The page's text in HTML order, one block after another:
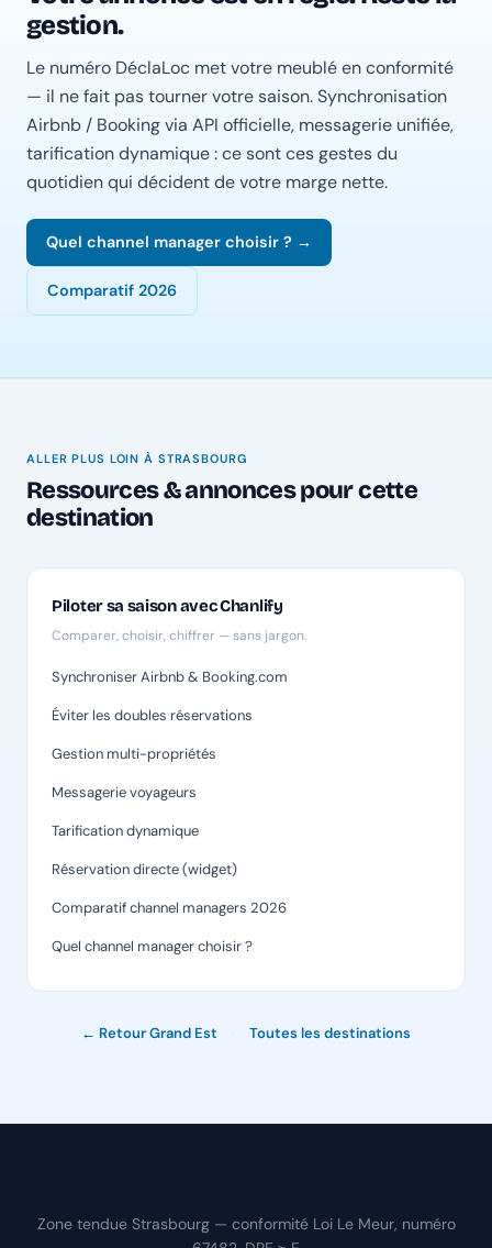
gestion.
Le numéro DéclaLoc met votre meublé en conformité
— il ne fait pas tourner votre saison. Synchronisation
Airbnb / Booking via API officielle, messagerie unifiée,
tarification dynamique : ce sont ces gestes du
quotidien qui décident de votre marge nette.
Quel channel manager choisir ? →
Comparatif 2026
ALLER PLUS LOIN À STRASBOURG
Ressources & annonces pour cette
destination
Piloter sa saison avec Chanlify
Comparer, choisir, chiffrer — sans jargon.
Synchroniser Airbnb & Booking.com
Éviter les doubles réservations
Gestion multi-propriétés
Messagerie voyageurs
Tarification dynamique
Réservation directe (widget)
Comparatif channel managers 2026
Quel channel manager choisir ?
← Retour Grand Est Toutes les destinations
Zone tendue Strasbourg — conformité Loi Le Meur, numéro